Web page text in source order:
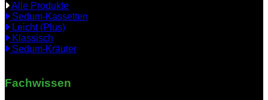
Alle Produkte
Sedum-Kassetten
Leicht (Plus)
Klassisch
Sedum-Kräuter
Fachwissen